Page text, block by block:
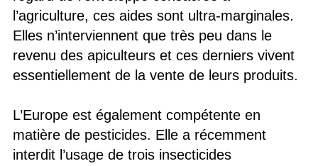
l’agriculture, ces aides sont ultra-marginales.
Elles n’interviennent que très peu dans le
revenu des apiculteurs et ces derniers vivent
essentiellement de la vente de leurs produits.
L’Europe est également compétente en
matière de pesticides. Elle a récemment
interdit l’usage de trois insecticides